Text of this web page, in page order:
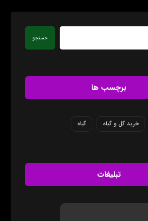
جستجو
برچسب ها
خرید گل و گیاه گیاه
تبلیغات